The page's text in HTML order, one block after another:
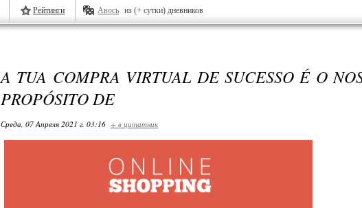
Рейтинги Авось из (+ сутки) дневников
A TUA COMPRA VIRTUAL DE SUCESSO É O
PROPÓSITO DE
Среда, 07 Апреля 2021 г. 03:16 + в цитатник